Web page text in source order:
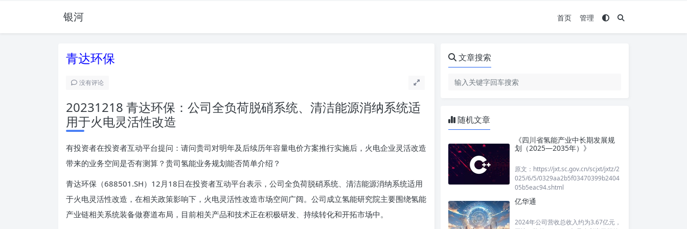
银河 首页 管理
青达环保
没有评论
20231218 青达环保：公司全负荷脱硝系统、清洁能源消纳系统适
用于火电灵活性改造
有投资者在投资者互动平台提问：请问贵司对明年及后续历年容量电价方案推行实施后，火电企业灵活改造
带来的业务空间是否有测算？贵司氢能业务规划能否简单介绍？
青达环保（688501.SH）12月18日在投资者互动平台表示，公司全负荷脱硝系统、清洁能源消纳系统适用
于火电灵活性改造，在相关政策影响下，火电灵活性改造市场空间广阔。公司成立氢能研究院主要围绕氢能
产业链相关系统装备做赛道布局，目前相关产品和技术正在积极研发、持续转化和开拓市场中。
文章搜索
随机文章
《四川省氢能产业中长期发展规
划（2025—2035年）》
原文：https://jxt.sc.gov.cn/scjxt/jxtz/2
025/6/5/0329aa2b5f03470399b2404
05b5eac94.shtml
亿华通
2024年公司营收总收入约为3.67亿元，